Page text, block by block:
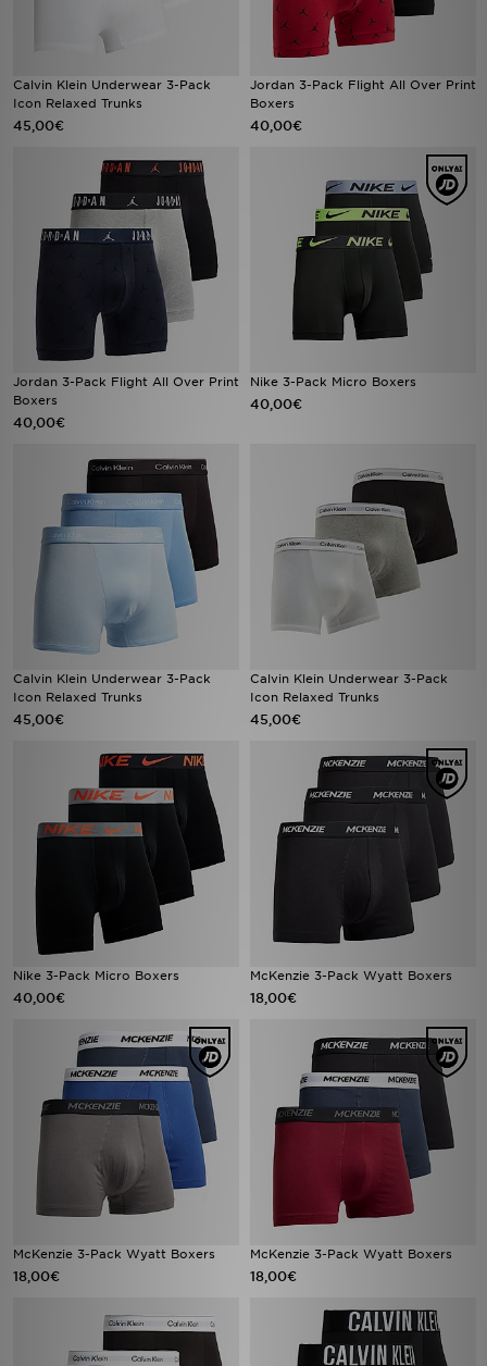
Calvin Klein Underwear 3-Pack
Icon Relaxed Trunks
45,00€
Jordan 3-Pack Flight All Over Print
Boxers
40,00€
Jordan 3-Pack Flight All Over Print
Boxers
40,00€
Nike 3-Pack Micro Boxers
40,00€
Calvin Klein Underwear 3-Pack
Icon Relaxed Trunks
45,00€
Calvin Klein Underwear 3-Pack
Icon Relaxed Trunks
45,00€
Nike 3-Pack Micro Boxers
40,00€
McKenzie 3-Pack Wyatt Boxers
18,00€
McKenzie 3-Pack Wyatt Boxers
18,00€
McKenzie 3-Pack Wyatt Boxers
18,00€